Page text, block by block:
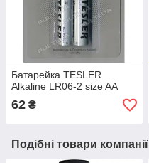
Батарейка TESLER
Alkaline LR06-2 size AA
62 ₴
Подібні товари компанії